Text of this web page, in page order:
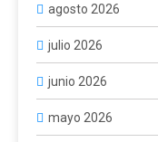
agosto 2026
julio 2026
junio 2026
mayo 2026